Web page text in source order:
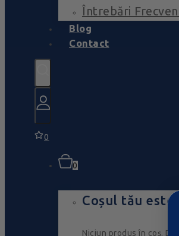
Întrebări
Blog
Contact
0
0
Coșul tău este
Niciun produs în coș.